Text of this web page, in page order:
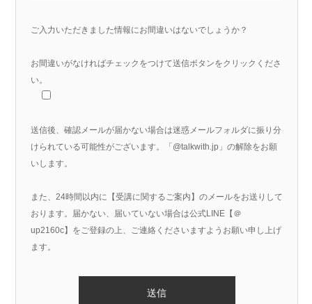
ご入力いただきました情報にお間違いはないでしょうか？
お間違いがなければチェックをつけて送信ボタンをクリックくださ
い。
送信後、確認メールが届かない場合は迷惑メールフォルダに振り分
けられている可能性がございます。「@talkwith.jp」の解除をお願
いします。
また、24時間以内に【受講に関するご案内】のメールをお送りして
おります。届かない、届いていない場合は公式LINE【＠
up2160c】をご登録の上、ご連絡くださいますようお願い申し上げ
ます。